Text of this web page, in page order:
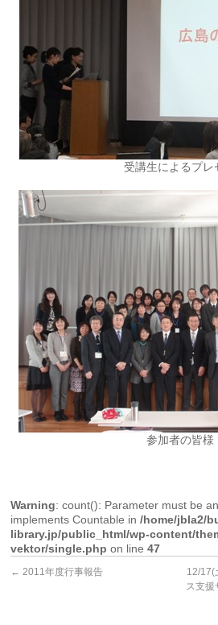
受講生によるプレ
参加者の皆様
Warning: count(): Parameter must be
implements Countable in/home/jbla2/
library.jp/public_html/wp-content/
vektor/single.php on line47
← 2011年度行事報告
12/17(
ス支援